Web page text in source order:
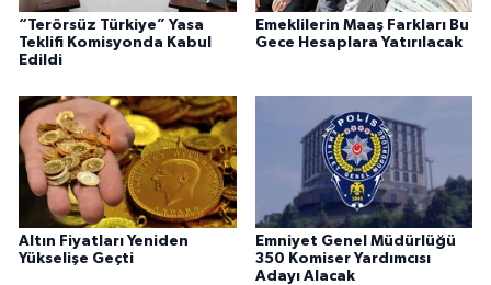
“Terörsüz Türkiye” Yasa
Teklifi Komisyonda Kabul
Edildi
Emeklilerin Maaş Farkları Bu
Gece Hesaplara Yatırılacak
Altın Fiyatları Yeniden
Yükselişe Geçti
Emniyet Genel Müdürlüğü
350 Komiser Yardımcısı
Adayı Alacak